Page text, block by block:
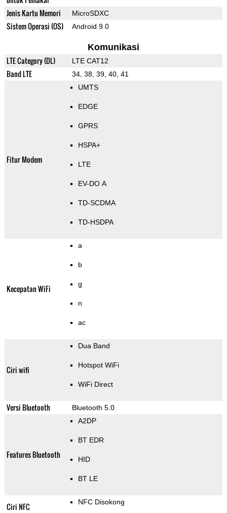
Jenis Kartu Memori
MicroSDXC
Sistem Operasi (OS) Android 9.0
Komunikasi
LTE Category (DL) LTE CAT12
Band LTE 34, 38, 39, 40, 41
Fitur Modem
UMTS
EDGE
GPRS
HSPA+
LTE
EV-DO A
TD-SCDMA
TD-HSDPA
Kecepatan WiFi
a
b
g
n
ac
Ciri wifi
Dua Band
Hotspot WiFi
WiFi Direct
Versi Bluetooth Bluetooth 5.0
Features Bluetooth
A2DP
BT EDR
HID
BT LE
Ciri NFC NFC Disokong